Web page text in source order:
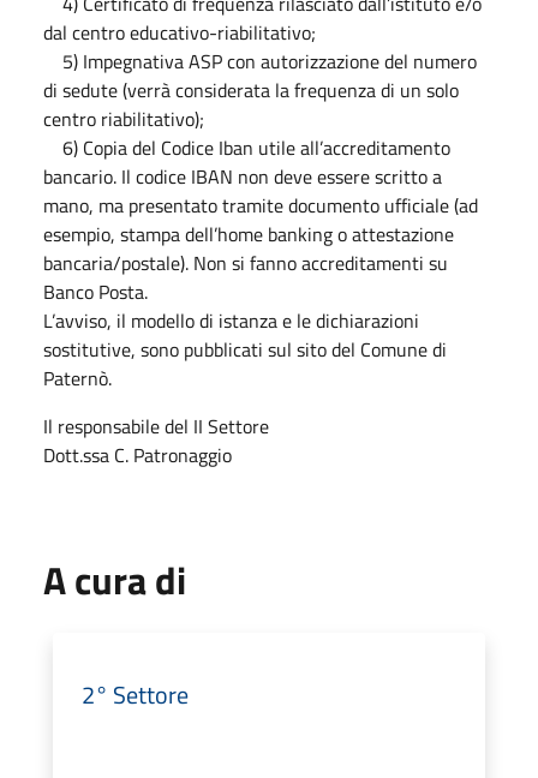
dal centro educativo-riabilitativo;
5) Impegnativa ASP con autorizzazione del numero
di sedute (verrà considerata la frequenza di un solo
centro riabilitativo);
6) Copia del Codice Iban utile all’accreditamento
bancario. Il codice IBAN non deve essere scritto a
mano, ma presentato tramite documento ufficiale (ad
esempio, stampa dell’home banking o attestazione
bancaria/postale). Non si fanno accreditamenti su
Banco Posta.
L’avviso, il modello di istanza e le dichiarazioni
sostitutive, sono pubblicati sul sito del Comune di
Paternò.
Il responsabile del II Settore
Dott.ssa C. Patronaggio
A cura di
2° Settore